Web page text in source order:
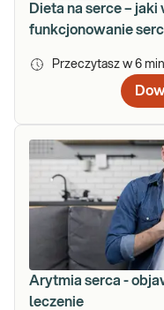
Dieta na serce – jaki
funkcjonowanie
Przeczytasz w 6
Arytmia serca -
leczenie